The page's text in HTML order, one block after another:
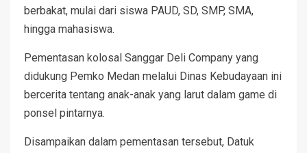
berbakat, mulai dari siswa PAUD, SD, SMP, SMA,
hingga mahasiswa.
Pementasan kolosal Sanggar Deli Company yang
didukung Pemko Medan melalui Dinas Kebudayaan ini
bercerita tentang anak-anak yang larut dalam game di
ponsel pintarnya.
Disampaikan dalam pementasan tersebut, Datuk